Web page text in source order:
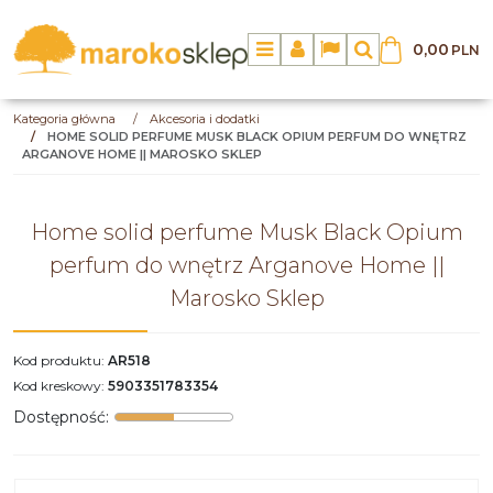
MenuPanelLangSzukaj
0,00 PLN
Kategoria główna /
Akcesoria i dodatki
/
HOME SOLID PERFUME MUSK BLACK OPIUM PERFUM DO WNĘTRZ
ARGANOVE HOME || MAROSKO SKLEP
Home solid perfume Musk Black Opium
perfum do wnętrz Arganove Home ||
Marosko Sklep
Kod produktu: AR518
Kod kreskowy: 5903351783354
Dostępność: